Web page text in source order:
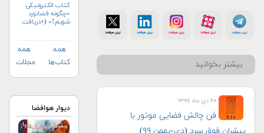
بیشتر بخوانید
۲۰ دی ماه ۱۳۹۹
فن چالش فضایی موتور با
کتاب الکترونیکی
«چگونه فضانورد
شویم؟» (+دریافت
همه
کتاب‌ها
همه
مجلات
دیوار هوافضا